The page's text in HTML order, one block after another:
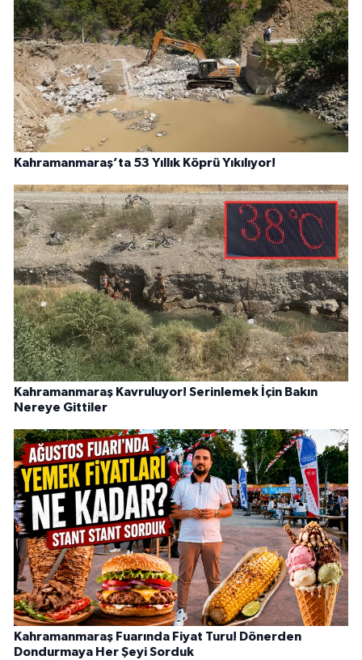
Kahramanmaraş’ta 53 Yıllık Köprü Yıkılıyor!
Kahramanmaraş Kavruluyor! Serinlemek İçin Bakın
Nereye Gittiler
Kahramanmaraş Fuarında Fiyat Turu! Dönerden
Dondurmaya Her Şeyi Sorduk